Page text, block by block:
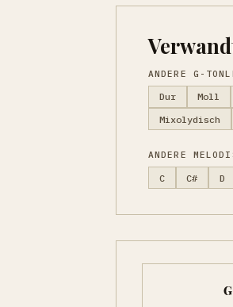
ANDERE G-
Dur Moll
Mixolydisch
ANDERE
C C# D